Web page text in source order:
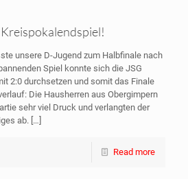
unsere D-Jugend zum Halbfinale nach
Spiel konnte sich die JSG
2:0 durchsetzen und somit das Finale
Die Hausherren aus Obergimpern
sehr viel Druck und verlangten der
ab. […]
Read more